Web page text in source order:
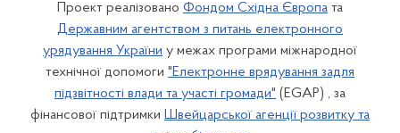
Проект реалізовано Фондом Східна Європа та
Державним агентством з питань електронного
урядування України у межах програми міжнародної
технічної допомоги "Електронне врядування задля
підзвітності влади та участі громади" (EGAP) , за
фінансової підтримки Швейцарської агенції розвитку та